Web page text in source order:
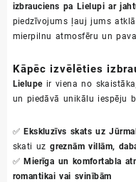
izbrauciens pa Lielupi ar
piedzīvojums ļauj jums
mierpilnu atmosfēru un
Kāpēc izvēlēties
Lielupeir viena no
un piedāvā unikālu iespēju
✅Ekskluzīvs skats uz
skati uzgreznām villām,
✅Mierīga un komfortabla
romantikai vai svinībām